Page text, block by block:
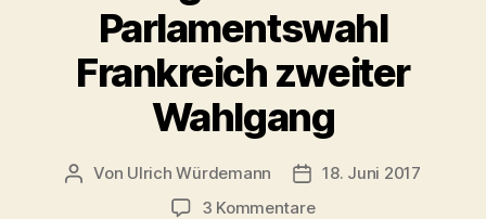
Parlamentswahl
Frankreich zweiter
Wahlgang
Beitragsautor
Von Ulrich Würdemann Beitragsdatum
18. Juni 2017
3 Kommentarezu